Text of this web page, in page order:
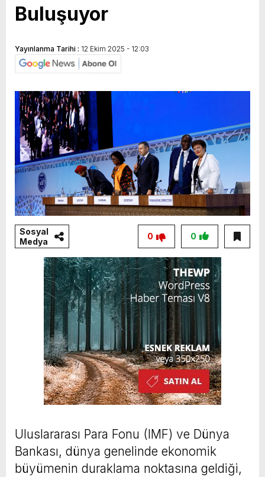
Buluşuyor
Yayınlanma Tarihi : 12 Ekim 2025 - 12:03
Sosyal
Medya
0
0
Uluslararası Para Fonu (IMF) ve Dünya
Bankası, dünya genelinde ekonomik
büyümenin duraklama noktasına geldiği,